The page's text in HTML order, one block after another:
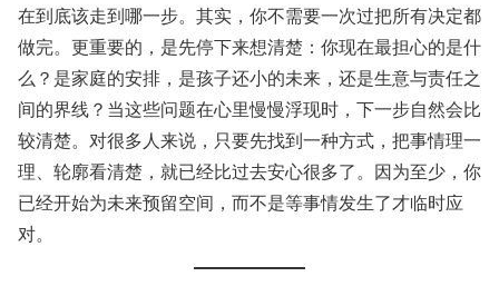
在到底该走到哪一步。其实，你不需要一次过把所有决定都
做完。更重要的，是先停下来想清楚：你现在最担心的是什
么？是家庭的安排，是孩子还小的未来，还是生意与责任之
间的界线？当这些问题在心里慢慢浮现时，下一步自然会比
较清楚。对很多人来说，只要先找到一种方式，把事情理一
理、轮廓看清楚，就已经比过去安心很多了。因为至少，你
已经开始为未来预留空间，而不是等事情发生了才临时应
对。